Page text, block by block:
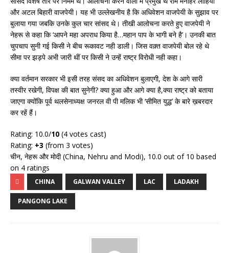
और अटल बिहारी वाजपेयी। यह भी उल्लेखनीय है कि अधिवेशन वाजपेयी के सुझाव पर
बुलाया गया जबकि उनके कुल चार सांसद थे। तीखी आलोचना करते हुए वाजपेयी ने
नेहरू से कहा कि ‘आपने महा अपराध किया है…महान पाप के भागी बने है’। उनकी बात
चुपचाप सुनी गई किसी ने बीच रूकावट नही डाली। जिस वक़्त वाजपेयी बोल रहे थे
सीमा पर झड़पे अभी जारी थीं पर किसी ने उन्हें राष्ट्र विरोधी नही कहा।
क्या वर्तमान सरकार भी इसी तरह संसद का अधिवेशन बुलाएगी, देश के आगे सारी
तस्वीर रखेगी, विपक्ष की बात सुनेगी? क्या हुआ और आगे क्या है,क्या राष्ट्र को बताया
जाएगा क्योंकि पूर्व थलसेनाध्यक्ष जनरल वी पी मलिक भी ‘सीमित युद्ध’ के बारे ख़बरदार
कर रहें हैं।
Rating: 10.0/10 (4 votes cast)
Rating: +3 (from 3 votes)
चीन, नेहरू और मोदी (China, Nehru and Modi), 10.0 out of 10 based
on 4 ratings
CHINA GALWAN VALLEY LAC LADAKH
PANGONG LAKE